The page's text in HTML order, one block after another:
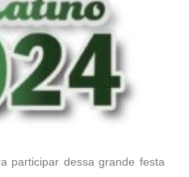
participar dessa grande festa